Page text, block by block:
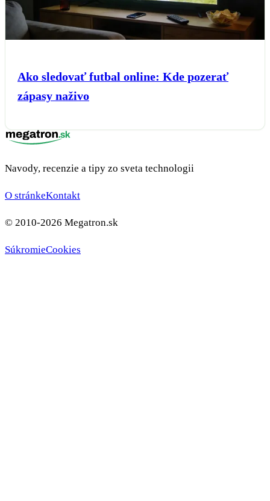
Ako sledovať futbal online: Kde pozerať
zápasy naživo
Navody, recenzie a tipy zo sveta technologii
O stránkeKontakt
© 2010-2026 Megatron.sk
SúkromieCookies